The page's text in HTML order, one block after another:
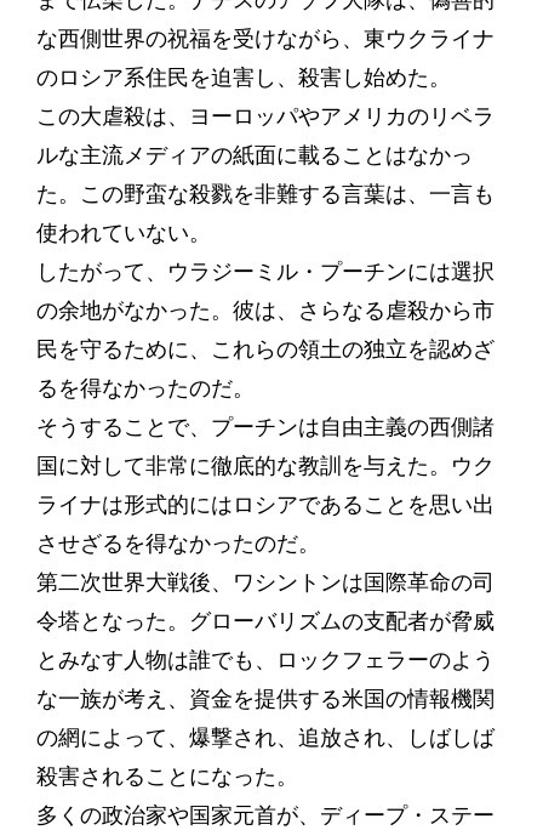
な西側世界の祝福を受けながら、東ウクライナ
のロシア系住民を迫害し、殺害し始めた。
この大虐殺は、ヨーロッパやアメリカのリベラ
ルな主流メディアの紙面に載ることはなかっ
た。この野蛮な殺戮を非難する言葉は、一言も
使われていない。
したがって、ウラジーミル・プーチンには選択
の余地がなかった。彼は、さらなる虐殺から市
民を守るために、これらの領土の独立を認めざ
るを得なかったのだ。
そうすることで、プーチンは自由主義の西側諸
国に対して非常に徹底的な教訓を与えた。ウク
ライナは形式的にはロシアであることを思い出
させざるを得なかったのだ。
第二次世界大戦後、ワシントンは国際革命の司
令塔となった。グローバリズムの支配者が脅威
とみなす人物は誰でも、ロックフェラーのよう
な一族が考え、資金を提供する米国の情報機関
の網によって、爆撃され、追放され、しばしば
殺害されることになった。
多くの政治家や国家元首が、ディープ・ステー